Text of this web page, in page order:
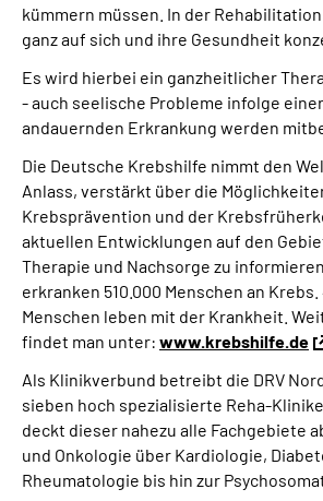
kümmern müssen. In der
ganz auf sich und ihre Gesundheit
Es wird hierbei ein ganzheitlicher
- auch seelische Probleme infolge
andauernden Erkrankung werden
Die Deutsche Krebshilfe nimmt den
Anlass, verstärkt über die
Krebsprävention und der
aktuellen Entwicklungen auf den
Therapie und Nachsorge zu
erkranken 510.000 Menschen an
Menschen leben mit der Krankheit.
findet man unter: www.krebshilfe.de
Als Klinikverbund betreibt die DRV
sieben hoch spezialisierte Reha-
deckt dieser nahezu alle Fachgebiete
und Onkologie über Kardiologie,
Rheumatologie bis hin zur